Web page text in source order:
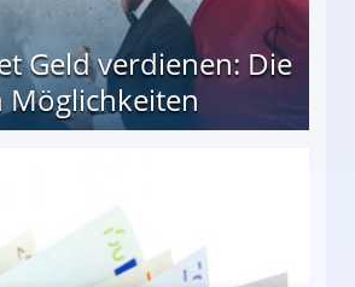
Geld verdienen: Die
Möglichkeiten